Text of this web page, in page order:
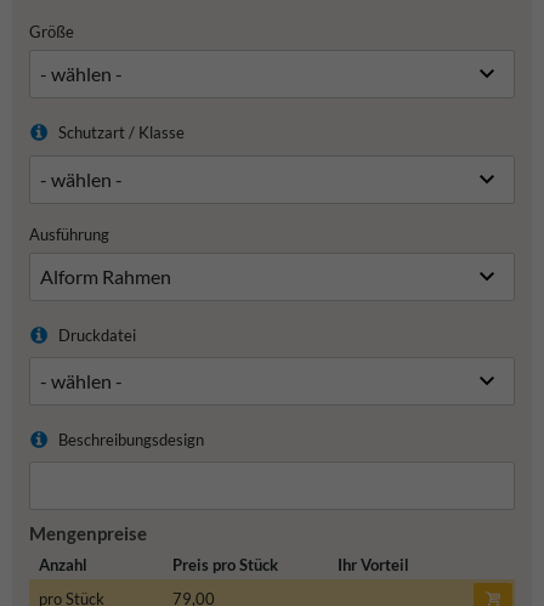
Größe
Schutzart / Klasse
Ausführung
Druckdatei
Beschreibungsdesign
Mengenpreise
Anzahl Preis pro Stück
Ihr Vorteil
pro Stück
79,00